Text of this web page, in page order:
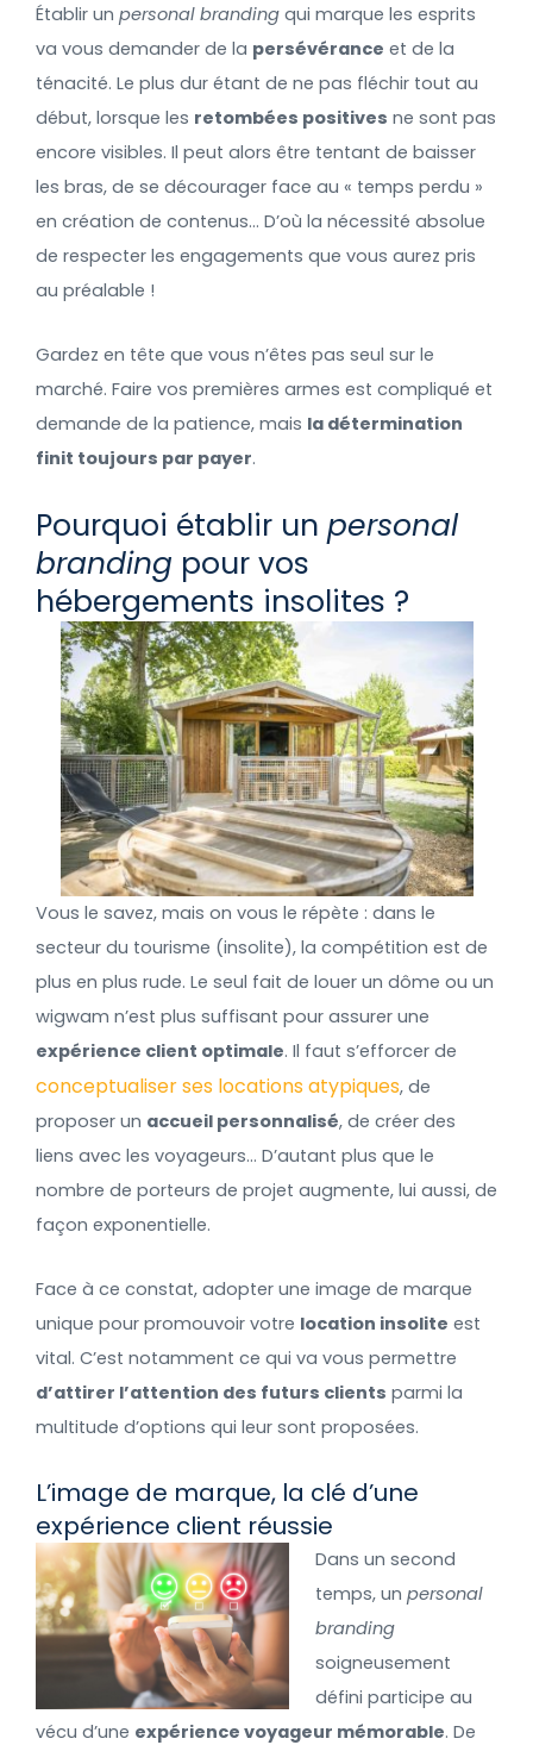
Établir un personal branding qui marque les esprits
va vous demander de la persévérance et de la
ténacité. Le plus dur étant de ne pas fléchir tout au
début, lorsque les retombées positives ne sont pas
encore visibles. Il peut alors être tentant de baisser
les bras, de se décourager face au « temps perdu »
en création de contenus… D’où la nécessité absolue
de respecter les engagements que vous aurez pris
au préalable !
Gardez en tête que vous n’êtes pas seul sur le
marché. Faire vos premières armes est compliqué et
demande de la patience, mais la détermination
finit toujours par payer.
Pourquoi établir un personal
branding pour vos
hébergements insolites ?
Vous le savez, mais on vous le répète : dans le
secteur du tourisme (insolite), la compétition est de
plus en plus rude. Le seul fait de louer un dôme ou un
wigwam n’est plus suffisant pour assurer une
expérience client optimale. Il faut s’efforcer de
conceptualiser ses locations atypiques, de
proposer un accueil personnalisé, de créer des
liens avec les voyageurs… D’autant plus que le
nombre de porteurs de projet augmente, lui aussi, de
façon exponentielle.
Face à ce constat, adopter une image de marque
unique pour promouvoir votre location insolite est
vital. C’est notamment ce qui va vous permettre
d’attirer l’attention des futurs clients parmi la
multitude d’options qui leur sont proposées.
L’image de marque, la clé d’une
expérience client réussie
Dans un second
temps, un personal
branding
soigneusement
défini participe au
vécu d’une expérience voyageur mémorable. De